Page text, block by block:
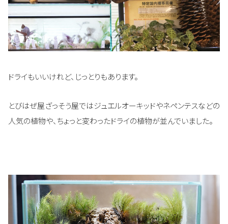
ドライもいいけれど、じっとりもあります。
とびはぜ屋ざっそう屋ではジュエルオーキッドやネペンテスなどの
人気の植物や、ちょっと変わったドライの植物が並んでいました。